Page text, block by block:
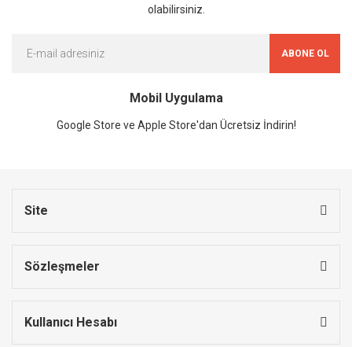
olabilirsiniz.
ABONE OL
Mobil Uygulama
Google Store ve Apple Store'dan Ücretsiz İndirin!
Site
Sözleşmeler
Kullanıcı Hesabı